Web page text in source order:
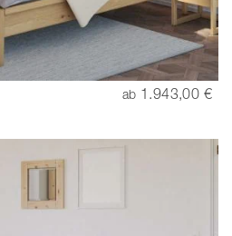
ab 1.943,00 €